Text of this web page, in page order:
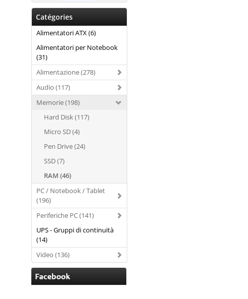
Catégories
Alimentatori ATX (6)
Alimentatori per Notebook
(31)
Alimentazione (278)
Audio (117)
Memorie (198)
Hard Disk (117)
Micro SD (4)
Pen Drive (24)
SSD (7)
RAM (46)
PC / Notebook / Tablet
(196)
Periferiche PC (141)
UPS - Gruppi di continuità
(14)
Video (136)